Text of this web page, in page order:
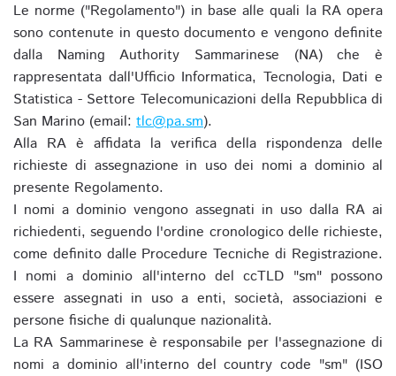
Le norme ("Regolamento") in base alle quali la RA opera
sono contenute in questo documento e vengono definite
dalla Naming Authority Sammarinese (NA) che è
rappresentata dall'Ufficio Informatica, Tecnologia, Dati e
Statistica - Settore Telecomunicazioni della Repubblica di
San Marino (email: tlc@pa.sm).
Alla RA è affidata la verifica della rispondenza delle
richieste di assegnazione in uso dei nomi a dominio al
presente Regolamento.
I nomi a dominio vengono assegnati in uso dalla RA ai
richiedenti, seguendo l'ordine cronologico delle richieste,
come definito dalle Procedure Tecniche di Registrazione.
I nomi a dominio all'interno del ccTLD "sm" possono
essere assegnati in uso a enti, società, associazioni e
persone fisiche di qualunque nazionalità.
La RA Sammarinese è responsabile per l'assegnazione di
nomi a dominio all'interno del country code "sm" (ISO